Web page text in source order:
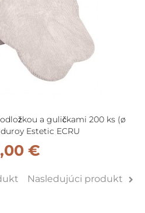
a guličkami 200 ks (ø
Estetic ECRU
€
Nasledujúci produkt